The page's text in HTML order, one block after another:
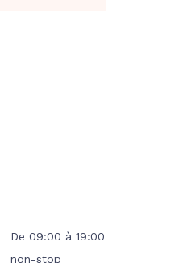
De 09:00 à 19:00
non-stop